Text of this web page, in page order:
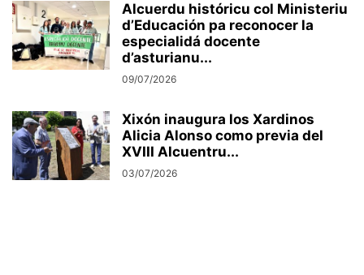
Alcuerdu históricu col Ministeriu
d’Educación pa reconocer la
especialidá docente
d’asturianu...
09/07/2026
Xixón inaugura los Xardinos
Alicia Alonso como previa del
XVIII Alcuentru...
03/07/2026